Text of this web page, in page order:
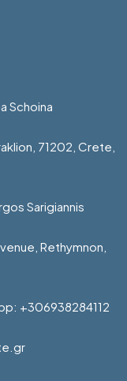
Schoina
71202, Crete,
Sarigiannis
Rethymnon,
+306938284112